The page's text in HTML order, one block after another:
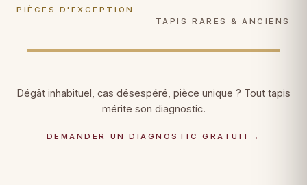
PIÈCES D'EXCEPTION
TAPIS RARES & ANCIENS
Dégât inhabituel, cas désespéré, pièce unique ? Tout tapis
mérite son diagnostic.
DEMANDER UN DIAGNOSTIC GRATUIT →